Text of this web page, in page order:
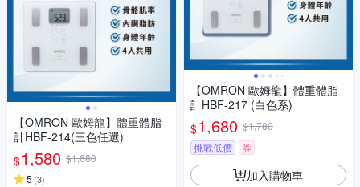
【OMRON 歐姆龍】體重體脂
計HBF-214(三色任選)
$1,580 $1,680
5 (3)
【OMRON 歐姆龍】體重體脂
計HBF-217 (白色系)
$1,680 $1,780
挑戰低價
券
加入購物車